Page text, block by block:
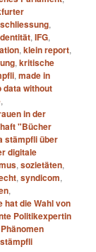
,
,IFG,
,klein report,
,kritische
,made in
data without
,
in der
"Bücher
stämpfli über
digitale
,sozietäten,
,syndicom,
,
hat die Wahl von
Politikexpertin